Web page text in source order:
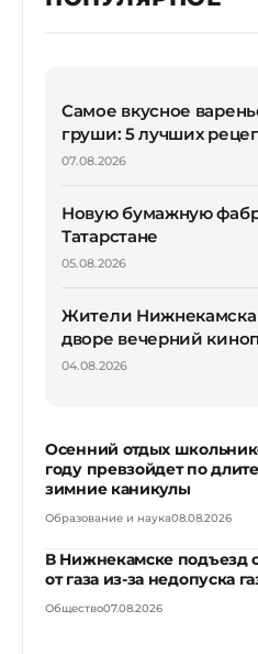
Самое вкусное
груши: 5 лучших
07.08.2026
Новую бумажную
Татарстане
05.08.2026
Жители Нижнекамска
дворе вечерний
04.08.2026
Осенний отдых
году превзойдет по
зимние каникулы
Образование и наука08.08.2026
В Нижнекамске подъезд
от газа из-за недопуска
Общество07.08.2026